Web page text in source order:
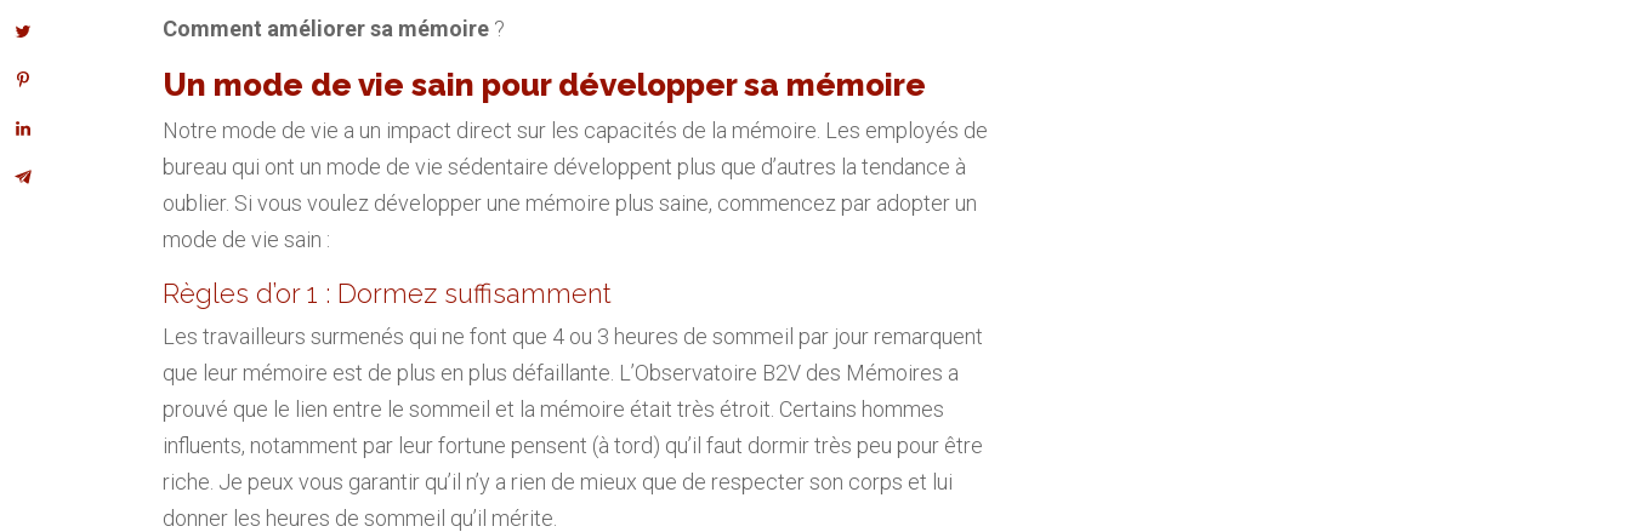
Comment améliorer sa mémoire ?
Un mode de vie sain pour développer sa mémoire
Notre mode de vie a un impact direct sur les capacités de la mémoire. Les employés de
bureau qui ont un mode de vie sédentaire développent plus que d’autres la tendance à
oublier. Si vous voulez développer une mémoire plus saine, commencez par adopter un
mode de vie sain :
Règles d’or 1 : Dormez suffisamment
Les travailleurs surmenés qui ne font que 4 ou 3 heures de sommeil par jour remarquent
que leur mémoire est de plus en plus défaillante. L’Observatoire B2V des Mémoires a
prouvé que le lien entre le sommeil et la mémoire était très étroit. Certains hommes
influents, notamment par leur fortune pensent (à tord) qu’il faut dormir très peu pour être
riche. Je peux vous garantir qu’il n’y a rien de mieux que de respecter son corps et lui
donner les heures de sommeil qu’il mérite.